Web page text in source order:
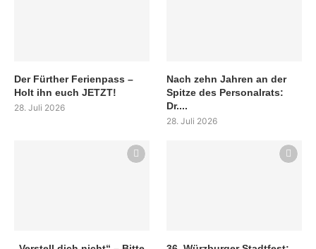
Der Fürther Ferienpass –
Holt ihn euch JETZT!
28. Juli 2026
Nach zehn Jahren an der
Spitze des Personalrats:
Dr....
28. Juli 2026